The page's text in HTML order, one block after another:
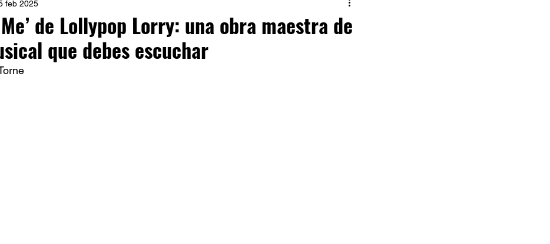
Cultura política
Sound System Festivales Sesiones RootsLand
de Lollypop Lorry: una obra maestra de
que debes escuchar
feb 2025